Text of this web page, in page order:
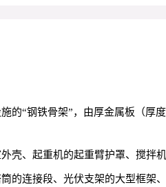
的“钢铁骨架”，由厚金属板（厚
壳、起重机的起重臂护罩、搅拌
的连接段、光伏支架的大型框架